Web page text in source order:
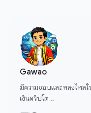
Gawao
มีความชอบและหลงไหลใ
เงินคริปโต ..